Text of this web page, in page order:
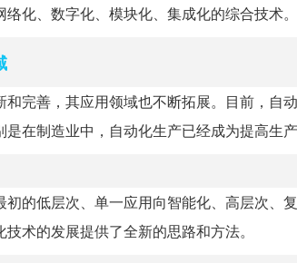
化、数字化、模块化、集成化的综合技术。
完善，其应用领域也不断拓展。目前，自
在制造业中，自动化生产已经成为提高生
初的低层次、单一应用向智能化、高层次、
术的发展提供了全新的思路和方法。